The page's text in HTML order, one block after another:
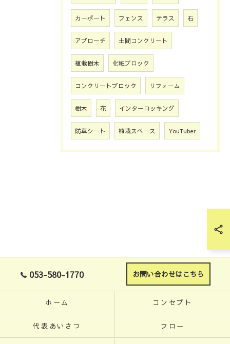
カーポート フェンス テラス 石
アプローチ 土間コンクリート
植栽樹木 化粧ブロック
コンクリートブロック リフォーム
樹木 花 インターロッキング
防草シート 植栽スペース YouTuber
053-580-1770 お問い合わせはこちら
ホーム コンセプト
代表あいさつ フロー